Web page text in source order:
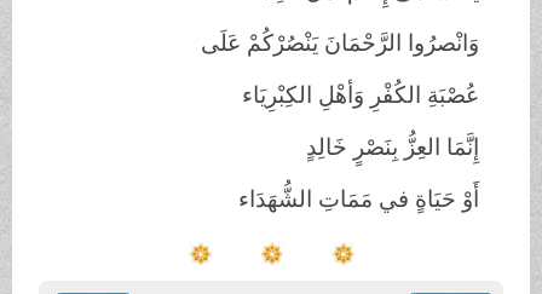
وَانْصرُوا الرَّحْمَانَ يَنْصُرْكُمْ عَلَى
عُصْبَةِ الكُفْرِ وَأهْلِ الكِبْرِيَاء
إِنَّمَا العِزُّ بِنَصْرٍ خَالِدٍ
أَوْ حَيَاةٍ في مَمَاتِ الشُّهَدَاء